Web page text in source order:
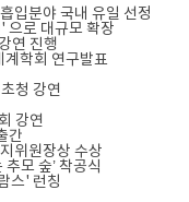
입분야 국내 유일 선정
으로 대규모 확장
연 진행
계학회 연구발표
청 강연
강연
간
위원장상 수상
모 숲’ 착공식
스' 런칭